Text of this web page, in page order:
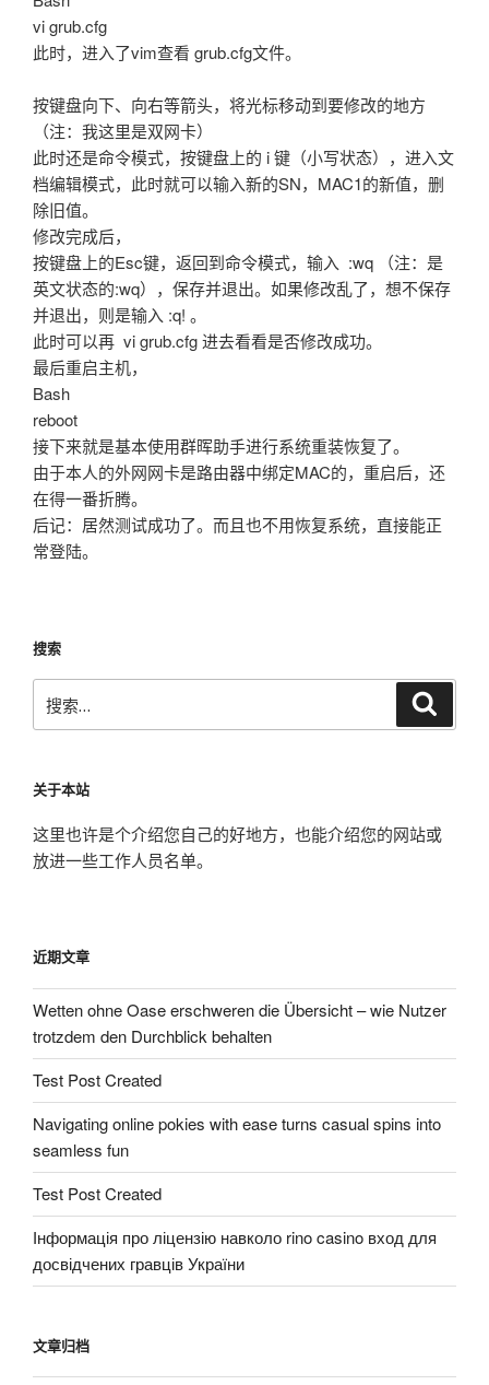
vi grub.cfg
此时，进入了vim查看 grub.cfg文件。
按键盘向下、向右等箭头，将光标移动到要修改的地方
（注：我这里是双网卡）
此时还是命令模式，按键盘上的 i 键（小写状态），进入文
档编辑模式，此时就可以输入新的SN，MAC1的新值，删
除旧值。
修改完成后，
按键盘上的Esc键，返回到命令模式，输入 :wq （注：是
英文状态的:wq），保存并退出。如果修改乱了，想不保存
并退出，则是输入 :q! 。
此时可以再 vi grub.cfg 进去看看是否修改成功。
最后重启主机，
Bash
reboot
接下来就是基本使用群晖助手进行系统重装恢复了。
由于本人的外网网卡是路由器中绑定MAC的，重启后，还
在得一番折腾。
后记：居然测试成功了。而且也不用恢复系统，直接能正
常登陆。
搜索
搜
索：
关于本站
这里也许是个介绍您自己的好地方，也能介绍您的网站或
放进一些工作人员名单。
近期文章
Wetten ohne Oase erschweren die Übersicht – wie Nutzer
trotzdem den Durchblick behalten
Test Post Created
Navigating online pokies with ease turns casual spins into
seamless fun
Test Post Created
Інформація про ліцензію навколо rino casino вход для
досвідчених гравців України
文章归档